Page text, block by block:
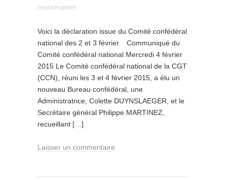
mezzimamet.
Voici la déclaration issue du Comité confédéral
national des 2 et 3 février. Communiqué du
Comité confédéral national Mercredi 4 février
2015 Le Comité confédéral national de la CGT
(CCN), réuni les 3 et 4 février 2015, a élu un
nouveau Bureau confédéral, une
Administratrice, Colette DUYNSLAEGER, et le
Secrétaire général Philippe MARTINEZ,
recueillant […]
Laisser un commentaire